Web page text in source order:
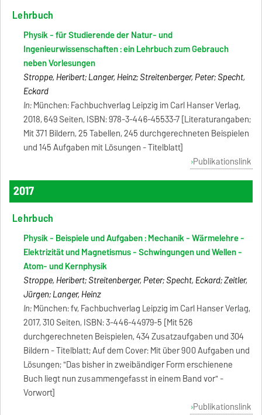
Lehrbuch
Physik - für Studierende der Natur- und
Ingenieurwissenschaften : ein Lehrbuch zum Gebrauch
neben Vorlesungen
Stroppe, Heribert; Langer, Heinz; Streitenberger, Peter; Specht,
Eckard
In:München: Fachbuchverlag Leipzig im Carl Hanser Verlag,
2018, 649 Seiten, ISBN: 978-3-446-45533-7 [Literaturangaben;
Mit 371 Bildern, 25 Tabellen, 245 durchgerechneten Beispielen
und 145 Aufgaben mit Lösungen - Titelblatt]
Publikationslink
2017
Lehrbuch
Physik - Beispiele und Aufgaben : Mechanik - Wärmelehre -
Elektrizität und Magnetismus - Schwingungen und Wellen -
Atom- und Kernphysik
Stroppe, Heribert; Streitenberger, Peter; Specht, Eckard; Zeitler,
Jürgen; Langer, Heinz
In:München: fv, Fachbuchverlag Leipzig im Carl Hanser Verlag,
2017, 310 Seiten, ISBN: 3-446-44979-5 [Mit 526
durchgerechneten Beispielen, 434 Zusatzaufgaben und 304
Bildern - Titelblatt; Auf dem Cover: Mit über 900 Aufgaben und
Lösungen; "Das bisher in zweibändiger Form erschienene
Buch liegt nun zusammengefasst in einem Band vor" -
Vorwort]
Publikationslink